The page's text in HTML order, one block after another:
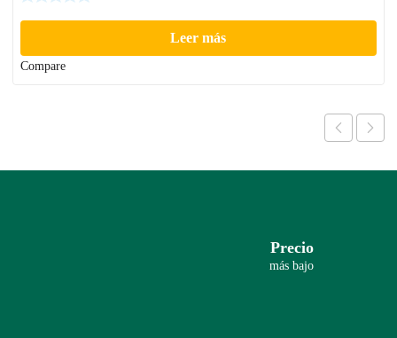
Leer más
Compare
Precio
más bajo